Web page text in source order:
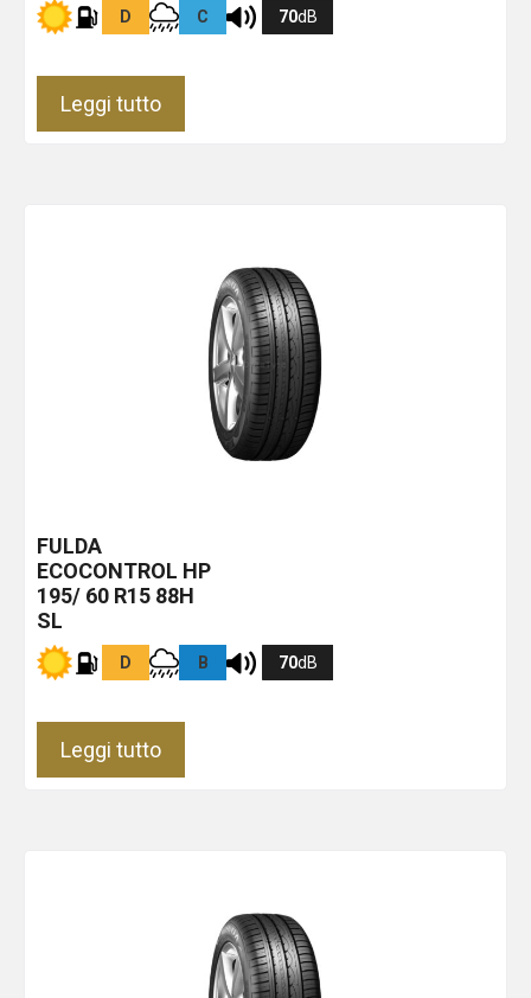
D C 70dB
Leggi tutto
FULDA
ECOCONTROL HP
195/ 60 R15 88H
SL
D B 70dB
Leggi tutto